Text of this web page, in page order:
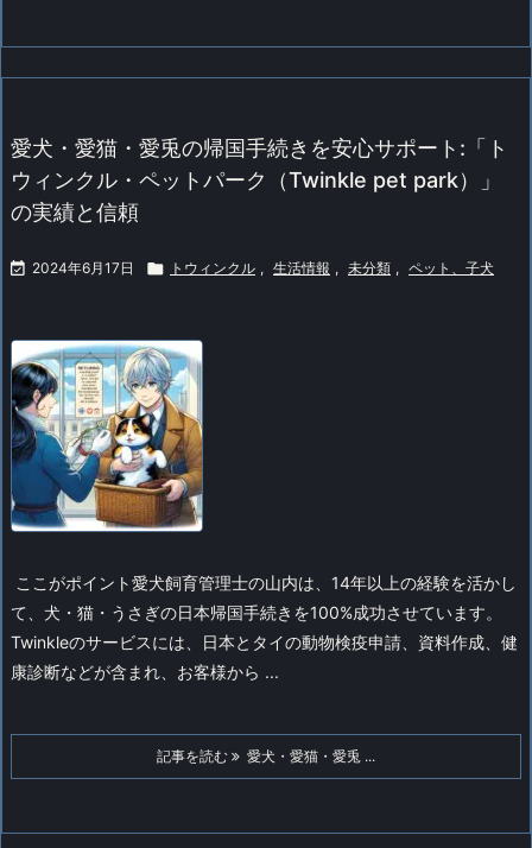
愛犬・愛猫・愛兎の帰国手続きを安心サポート:「ト
ウィンクル・ペットパーク（Twinkle pet park）」
の実績と信頼
 2024年6月17日  トウィンクル , 生活情報 , 未分類 , ペット、子犬
ここがポイント愛犬飼育管理士の山内は、14年以上の経験を活かし
て、犬・猫・うさぎの日本帰国手続きを100%成功させています。
Twinkleのサービスには、日本とタイの動物検疫申請、資料作成、健
康診断などが含まれ、お客様から ...
記事を読む 愛犬・愛猫・愛兎 ...